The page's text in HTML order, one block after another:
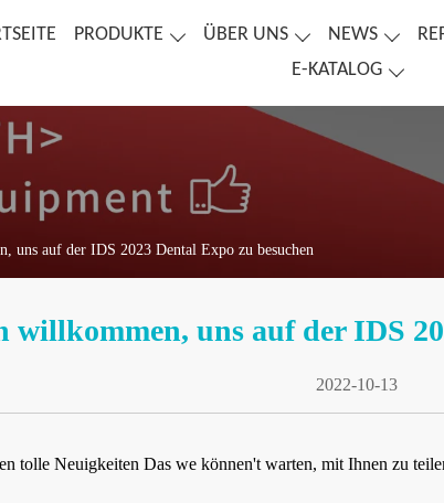
PRODUKTE ÜBER UNS NEWS
E-KATALOG
uns auf der IDS 2023 Dental Expo zu besuchen
willkommen, uns auf der IDS
2022-10-13
tolle Neuigkeiten Das we können't warten, mit Ihnen zu